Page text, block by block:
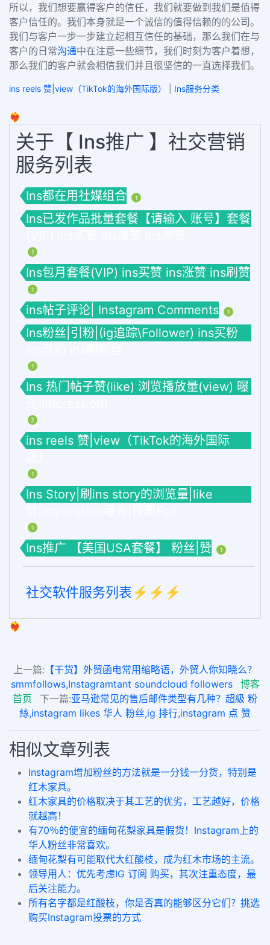
所以，我们想要赢得客户的信任，我们就要做到我们是值得
客户信任的。我们本身就是一个诚信的值得信赖的的公司。
我们与客户一步一步建立起相互信任的基础，那么我们在与
客户的日常沟通中在注意一些细节，我们时刻为客户着想，
那么我们的客户就会相信我们并且很坚信的一直选择我们。
ins reels 赞|view（TikTok的海外国际版） Ins服务分类
❤️‍🔥
关于【 Ins推广 】社交营销
服务列表
Ins都在用社媒组合 1
Ins已发作品批量套餐【请输入 账号】套餐
1
Ins包月套餐(VIP) ins买赞 ins涨赞 ins刷赞
1
ins帖子评论| Instagram Comments 1
Ins粉丝|引粉|(ig追踪\Follower) ins买粉
1
Ins 热门帖子赞(like) 浏览播放量(view) 曝
2
ins reels 赞|view（TikTok的海外国际
1
Ins Story|刷ins story的浏览量|like
1
Ins推广 【美国USA套餐】 粉丝|赞 1
社交软件服务列表⚡️⚡️⚡️
❤️‍🔥
上一篇: 【干货】外贸函电常用缩略语，外贸人你知晓么？
smmfollows,Instagramtant soundcloud followers
博客
首页
下一篇:亚马逊常见的售后邮件类型有几种？超級 粉
絲,instagram likes 华人 粉丝,ig 排行,instagram 点 赞
相似文章列表
Instagram增加粉丝的方法就是一分钱一分货，特别是
红木家具。
红木家具的价格取决于其工艺的优劣，工艺越好，价格
就越高！
有70％的便宜的缅甸花梨家具是假货！Instagram上的
华人粉丝非常喜欢。
缅甸花梨有可能取代大红酸枝，成为红木市场的主流。
领导用人：优先考虑IG 订阅 购买，其次注重态度，最
后关注能力。
所有名字都是红酸枝，你是否真的能够区分它们？挑选
购买Instagram投票的方式